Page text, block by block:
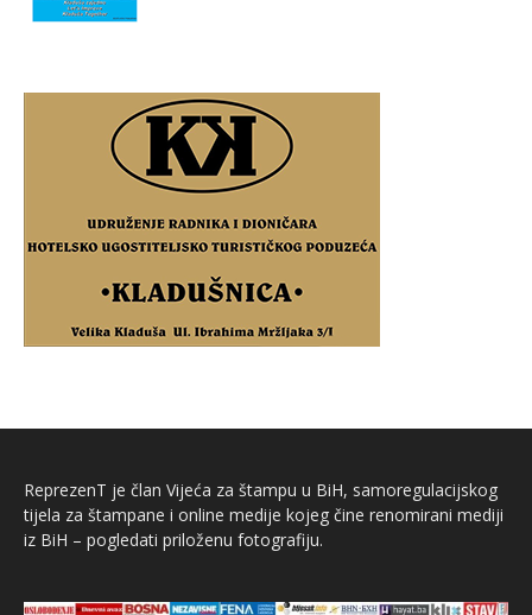
ReprezenT je član Vijeća za štampu u BiH, samoregulacijskog
tijela za štampane i online medije kojeg čine renomirani mediji
iz BiH – pogledati priloženu fotografiju.